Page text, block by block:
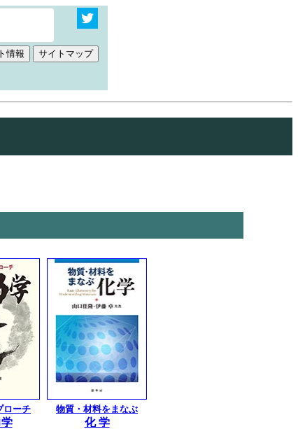
ローチ 物質・材料をまなぶ
化 学